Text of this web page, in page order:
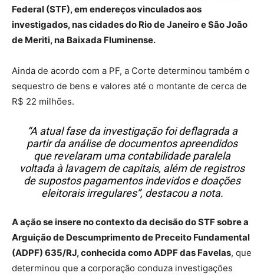
Federal (STF), em endereços vinculados aos
investigados, nas cidades do Rio de Janeiro e São João
de Meriti, na Baixada Fluminense.
Ainda de acordo com a PF, a Corte determinou também o
sequestro de bens e valores até o montante de cerca de
R$ 22 milhões.
“A atual fase da investigação foi deflagrada a
partir da análise de documentos apreendidos
que revelaram uma contabilidade paralela
voltada à lavagem de capitais, além de registros
de supostos pagamentos indevidos e doações
eleitorais irregulares”, destacou a nota.
A ação se insere no contexto da decisão do STF sobre a
Arguição de Descumprimento de Preceito Fundamental
(ADPF) 635/RJ, conhecida como ADPF das Favelas, que
determinou que a corporação conduza investigações